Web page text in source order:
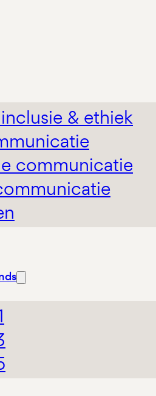
& ethiek
communicatie